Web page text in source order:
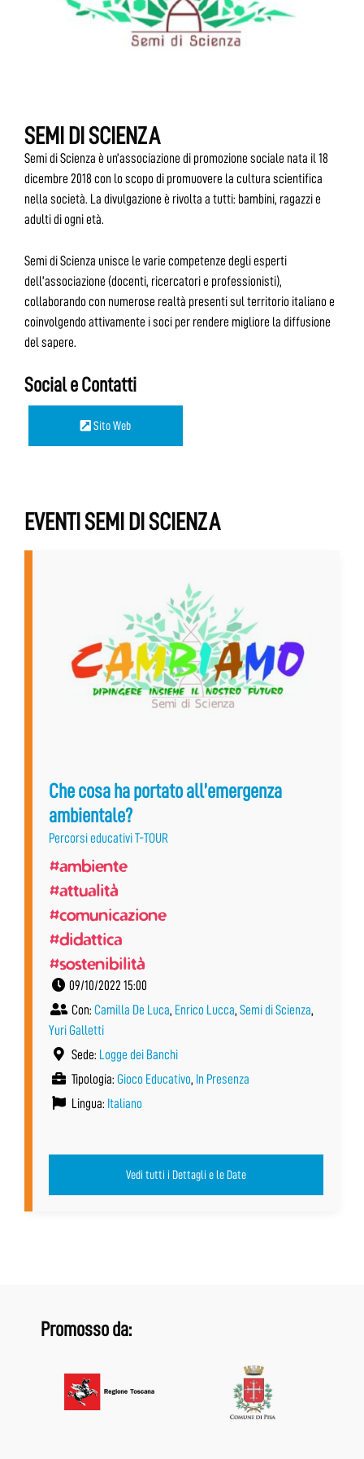
SEMI DI SCIENZA
Semi di Scienza è un’associazione di promozione sociale nata il 18
dicembre 2018 con lo scopo di promuovere la cultura scientifica
nella società. La divulgazione è rivolta a tutti: bambini, ragazzi e
adulti di ogni età.
Semi di Scienza unisce le varie competenze degli esperti
dell’associazione (docenti, ricercatori e professionisti),
collaborando con numerose realtà presenti sul territorio italiano e
coinvolgendo attivamente i soci per rendere migliore la diffusione
del sapere.
Social e Contatti
Sito Web
EVENTI SEMI DI SCIENZA
Che cosa ha portato all’emergenza
ambientale?
Percorsi educativi T-TOUR
#ambiente
#attualità
#comunicazione
#didattica
#sostenibilità
09/10/2022 15:00
Con: Camilla De Luca, Enrico Lucca, Semi di Scienza,
Yuri Galletti
Sede: Logge dei Banchi
Tipologia: Gioco Educativo, In Presenza
Lingua: Italiano
Vedi tutti i Dettagli e le Date
Promosso da: